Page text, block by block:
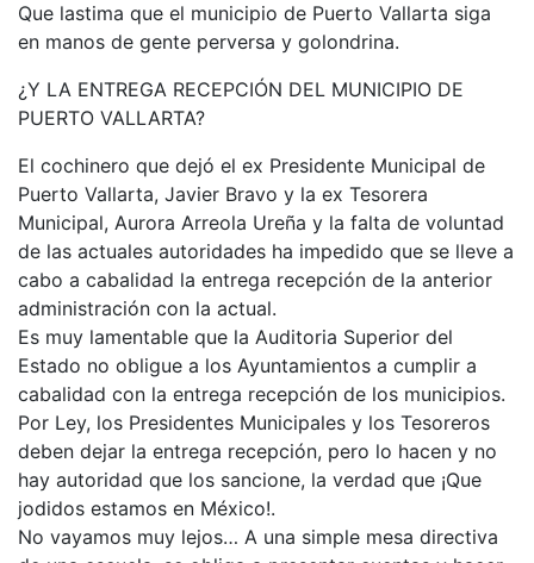
Que lastima que el municipio de Puerto Vallarta siga
en manos de gente perversa y golondrina.
¿Y LA ENTREGA RECEPCIÓN DEL MUNICIPIO DE
PUERTO VALLARTA?
El cochinero que dejó el ex Presidente Municipal de
Puerto Vallarta, Javier Bravo y la ex Tesorera
Municipal, Aurora Arreola Ureña y la falta de voluntad
de las actuales autoridades ha impedido que se lleve a
cabo a cabalidad la entrega recepción de la anterior
administración con la actual.
Es muy lamentable que la Auditoria Superior del
Estado no obligue a los Ayuntamientos a cumplir a
cabalidad con la entrega recepción de los municipios.
Por Ley, los Presidentes Municipales y los Tesoreros
deben dejar la entrega recepción, pero lo hacen y no
hay autoridad que los sancione, la verdad que ¡Que
jodidos estamos en México!.
No vayamos muy lejos… A una simple mesa directiva